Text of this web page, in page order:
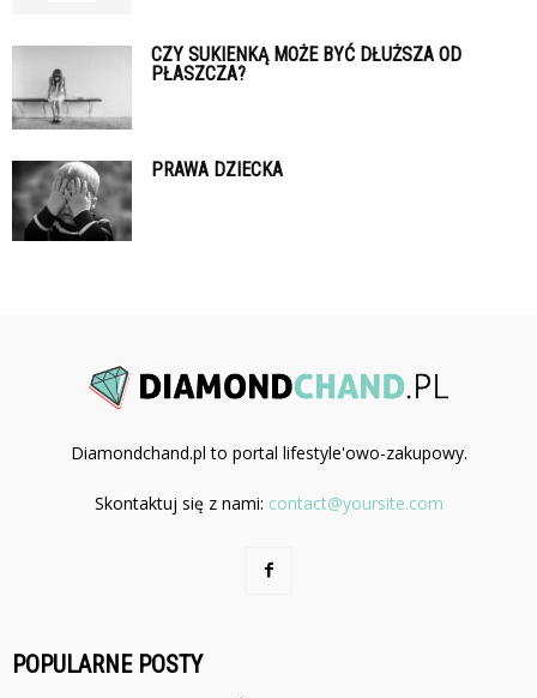
CZY SUKIENKĄ MOŻE BYĆ DŁUŻSZA OD
PŁASZCZA?
PRAWA DZIECKA
Diamondchand.pl to portal lifestyle'owo-zakupowy.
Skontaktuj się z nami: contact@yoursite.com
POPULARNE POSTY